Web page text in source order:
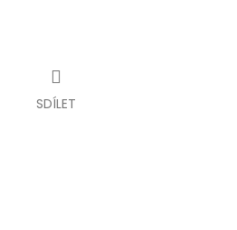
SDÍLET